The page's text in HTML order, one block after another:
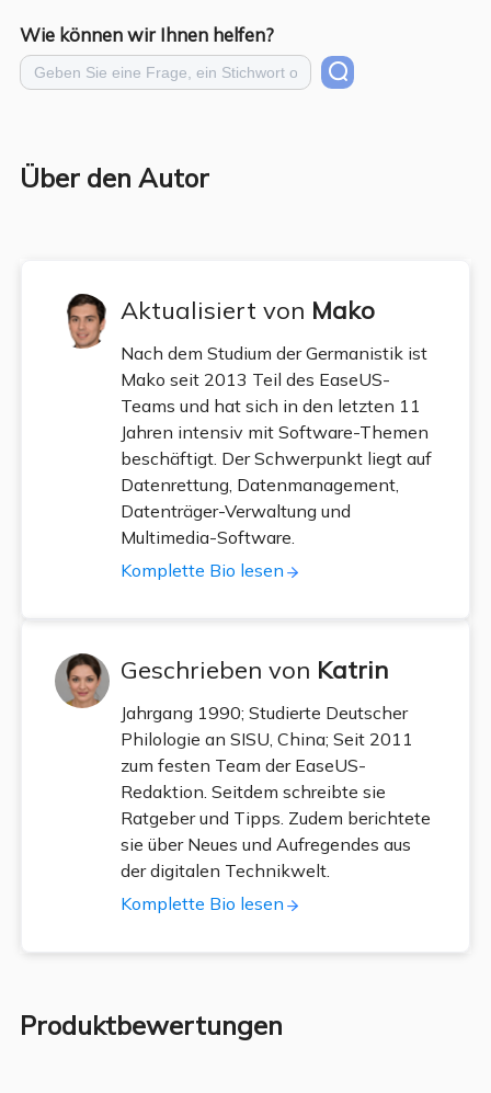
Wie können wir Ihnen helfen?
Über den Autor
Aktualisiert von Mako
Nach dem Studium der Germanistik ist
Mako seit 2013 Teil des EaseUS-
Teams und hat sich in den letzten 11
Jahren intensiv mit Software-Themen
beschäftigt. Der Schwerpunkt liegt auf
Datenrettung, Datenmanagement,
Datenträger-Verwaltung und
Multimedia-Software.
Komplette Bio lesen
Geschrieben von Katrin
Jahrgang 1990; Studierte Deutscher
Philologie an SISU, China; Seit 2011
zum festen Team der EaseUS-
Redaktion. Seitdem schreibte sie
Ratgeber und Tipps. Zudem berichtete
sie über Neues und Aufregendes aus
der digitalen Technikwelt.
Komplette Bio lesen
Produktbewertungen